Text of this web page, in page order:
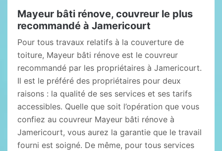
Mayeur bâti rénove, couvreur le plus
recommandé à Jamericourt
Pour tous travaux relatifs à la couverture de
toiture, Mayeur bâti rénove est le couvreur
recommandé par les propriétaires à Jamericourt.
Il est le préféré des propriétaires pour deux
raisons : la qualité de ses services et ses tarifs
accessibles. Quelle que soit l’opération que vous
confiez au couvreur Mayeur bâti rénove à
Jamericourt, vous aurez la garantie que le travail
fourni est soigné. De même, pour tous services